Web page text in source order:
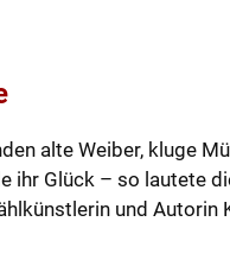
alte Weiber, kluge
ihr Glück – so lautete
und Autorin